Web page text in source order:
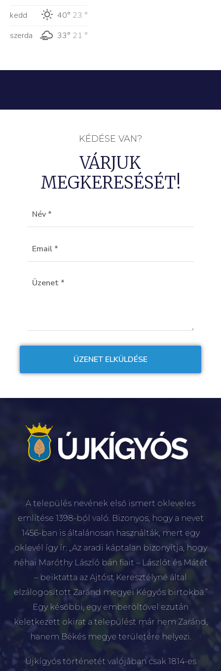
kedd
40° 23 °
szerda
33° 21 °
KÉDÉSE VAN?
VÁRJUK
MEGKERESÉSÉT!
A település nevének első ismert okleveles
említése 1398-ból való. Bizonyos, hogy a nevet
1456-ban is általánosan használták, mert egy
oklevél így ír: „Az aradi káptalan bizonyítja, hogy
néhai Maróthy László bán fiait – Lászlót és Mátét
– beiktatta az Ajtóst Keresztélyné által
elzálogosított Zaránd megyei Kégyós birtokba.”
Egy későbbi, egy emberöltővel ezután
keletkezett okirat a települést már nem Zaránd,
hanem Békés megye területére helyezi.
Újkígyós történetét valójában csak 1814-es